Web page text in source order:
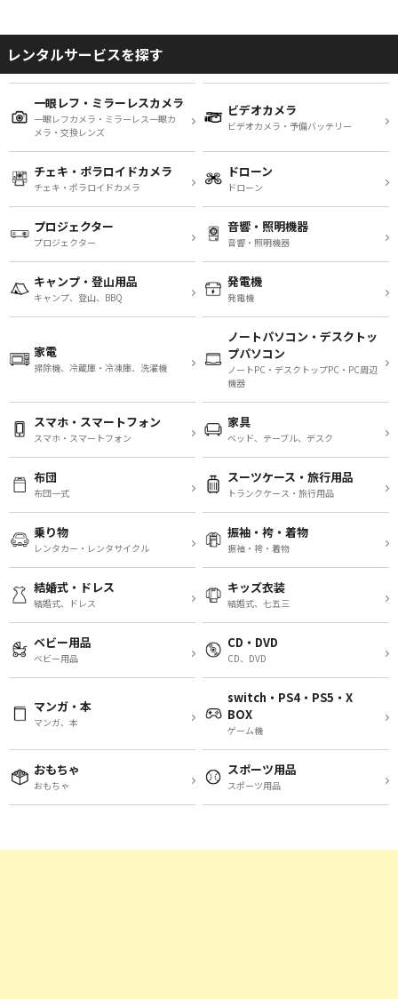
レンタルサービスを探す
一眼レフ・ミラーレスカメラ
一眼レフカメラ・ミラーレス一眼カ
メラ・交換レンズ
ビデオカメラ
ビデオカメラ・予備バッテリー
チェキ・ポラロイドカメラ
チェキ・ポラロイドカメラ
ドローン
ドローン
プロジェクター
プロジェクター
音響・照明機器
音響・照明機器
キャンプ・登山用品
キャンプ、登山、BBQ
発電機
発電機
家電
掃除機、冷蔵庫・冷凍庫、洗濯機
ノートパソコン・デスクトッ
プパソコン
ノートPC・デスクトップPC・PC周辺
機器
スマホ・スマートフォン
スマホ・スマートフォン
家具
ベッド、テーブル、デスク
布団
布団一式
スーツケース・旅行用品
トランクケース・旅行用品
乗り物
レンタカー・レンタサイクル
振袖・袴・着物
振袖・袴・着物
結婚式・ドレス
結婚式、ドレス
キッズ衣装
結婚式、七五三
ベビー用品
ベビー用品
CD・DVD
CD、DVD
マンガ・本
マンガ、本
switch・PS4・PS5・X
BOX
ゲーム機
おもちゃ
おもちゃ
スポーツ用品
スポーツ用品